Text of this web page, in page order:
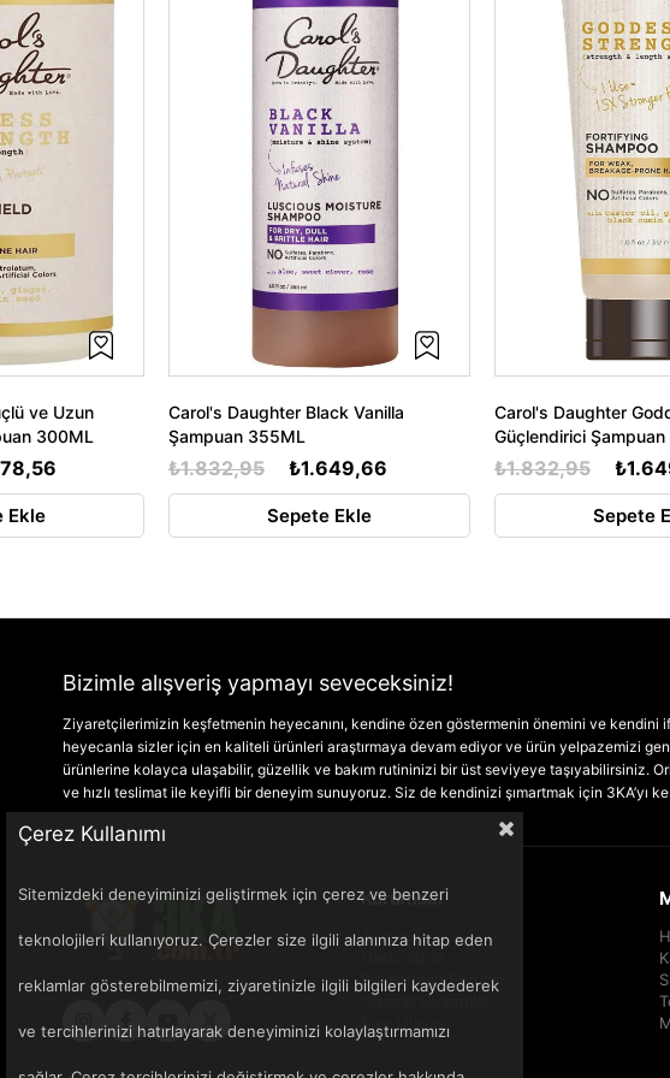
ve Uzun
300ML
Ekle
Carol's Daughter Black Vanilla
Şampuan 355ML
₺1.649,66
₺1.832,95
Sepete Ekle
Carol's Daughter
Güçlendirici
₺1.832,95
Sepete
Bizimle alışveriş yapmayı seveceksiniz!
Ziyaretçilerimizin keşfetmenin heyecanını, kendine özen göstermenin önemini ve
heyecanla sizler için en kaliteli ürünleri araştırmaya devam ediyor ve ürün yelpazemizi
ürünlerine kolayca ulaşabilir, güzellik ve bakım rutininizi bir üst seviyeye taşıyabilirsiniz.
ve hızlı teslimat ile keyifli bir deneyim sunuyoruz. Siz de kendinizi şımartmak için 3KA’yı
Kurumsal
Anasayfa
Sık Sorulan Sorular
Ödeme Güvenliği
Bize Ulaşın
Çerez Kullanımı
Sitemizdeki deneyiminizi geliştirmek için çerez ve benzeri
teknolojileri kullanıyoruz. Çerezler size ilgili alanınıza hitap eden
reklamlar gösterebilmemizi, ziyaretinizle ilgili bilgileri kaydederek
ve tercihlerinizi hatırlayarak deneyiminizi kolaylaştırmamızı